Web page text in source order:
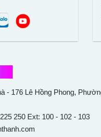
- 176 Lê Hồng Phong,
250 Ext: 100 - 102 - 103